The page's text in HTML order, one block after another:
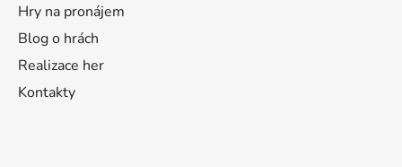
Hry na pronájem
Blog o hrách
Realizace her
Kontakty